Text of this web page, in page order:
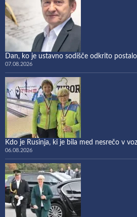
Dan, ko je ustavno sodišče odkrito
07.08.2026
Kdo je Rusinja, ki je bila med nesrečo v
06.08.2026